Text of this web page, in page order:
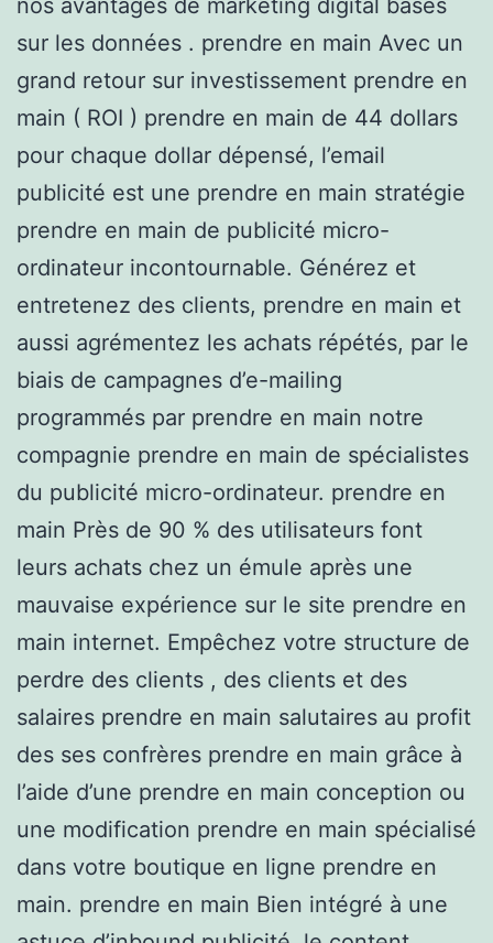
sur les données . prendre en main Avec un
grand retour sur investissement prendre en
main ( ROI ) prendre en main de 44 dollars
pour chaque dollar dépensé, l’email
publicité est une prendre en main stratégie
prendre en main de publicité micro-
ordinateur incontournable. Générez et
entretenez des clients, prendre en main et
aussi agrémentez les achats répétés, par le
biais de campagnes d’e-mailing
programmés par prendre en main notre
compagnie prendre en main de spécialistes
du publicité micro-ordinateur. prendre en
main Près de 90 % des utilisateurs font
leurs achats chez un émule après une
mauvaise expérience sur le site prendre en
main internet. Empêchez votre structure de
perdre des clients , des clients et des
salaires prendre en main salutaires au profit
des ses confrères prendre en main grâce à
l’aide d’une prendre en main conception ou
une modification prendre en main spécialisé
dans votre boutique en ligne prendre en
main. prendre en main Bien intégré à une